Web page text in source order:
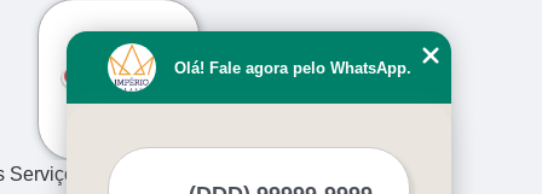
›
Serviços
Olá! Fale agora pelo WhatsApp.